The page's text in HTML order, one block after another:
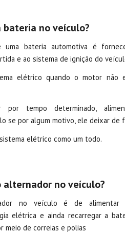
bateria no veículo?
uma bateria automotiva é
e ao sistema de ignição do
elétrico quando o motor não
por tempo determinado,
se por algum motivo, ele deixar de
elétrico como um todo.
alternador no veículo?
no veículo é de alimentar
elétrica e ainda recarregar a
meio de correias e polias